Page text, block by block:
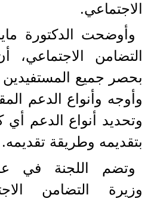
الاجتماعي.
وأوضحت الدكتورة
التضامن الاجتماعي،
بحصر جميع
وأوجه وأنواع الدعم
وتحديد أنواع الدعم أي
بتقديمه وطريقة تقديمه.
وتضم اللجنة في
وزيرة التضامن